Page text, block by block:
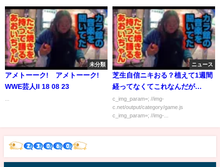
未分類
アメトーーク! アメトーーク!
WWE芸人II 18 08 23
ニュース
芝生自信ニキおる？植えて1週間
経ってなくてこれなんだが…
c_img_param=; //img-
c.net/output/category/game.js
c_img_param=; //img-...